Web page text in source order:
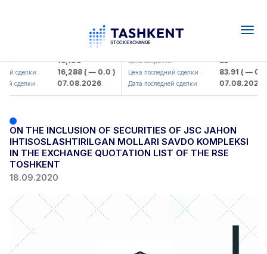
: 16,100
сделки : 16,288( — 0.0 )
сделки : 07.08.2026
KFSK (<Kafolat sug'urta
Цена закрытия : 82
Цена последний сделки : 83.91( — 0.0
Дата последней сделки : 07.08.2026
ON THE INCLUSION OF SECURITIES OF JSC JAHON
IHTISOSLASHTIRILGAN MOLLARI SAVDO KOMPLEKSI
IN THE EXCHANGE QUOTATION LIST OF THE RSE
TOSHKENT
18.09.2020